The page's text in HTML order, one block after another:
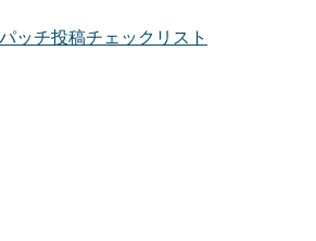
ッチ投稿チェックリスト